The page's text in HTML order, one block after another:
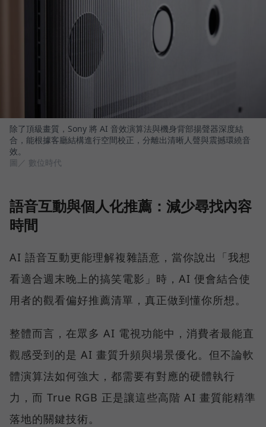
除了頂級畫質，Sony 將 AI 音效演算法與機身背部揚聲器深度結
合，能根據客廳結構進行空間校正，分離出清晰人聲與震撼環繞音
效。
圖／ 數位時代
語音互動與個人化推薦：減少尋找內容
時間
AI 語音互動更能理解複雜語意，當你說出「我想
看適合週末晚上的搞笑電影」時，AI 便會結合使
用者的觀看偏好推薦清單，真正做到懂你所想。
整體而言，在眾多 AI 電視功能中，消費者最能直
觀感受到的是 AI 畫質升頻與場景優化。但不論軟
體演算法如何強大，都需要有對應的硬體執行
力，而 True RGB 正是讓這些高階 AI 畫質能精準
落地的關鍵技術。